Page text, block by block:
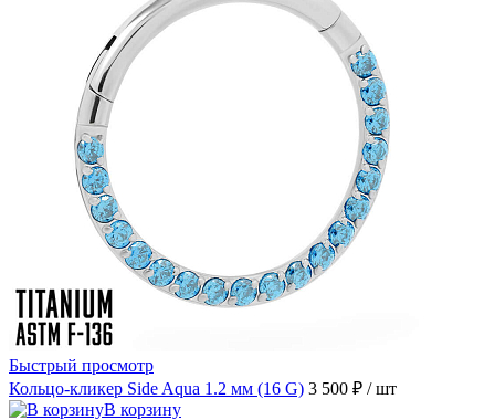
Быстрый просмотр
Кольцо-кликер Side Aqua 1.2 мм (16 G) 3 500 ₽ / шт
В корзину